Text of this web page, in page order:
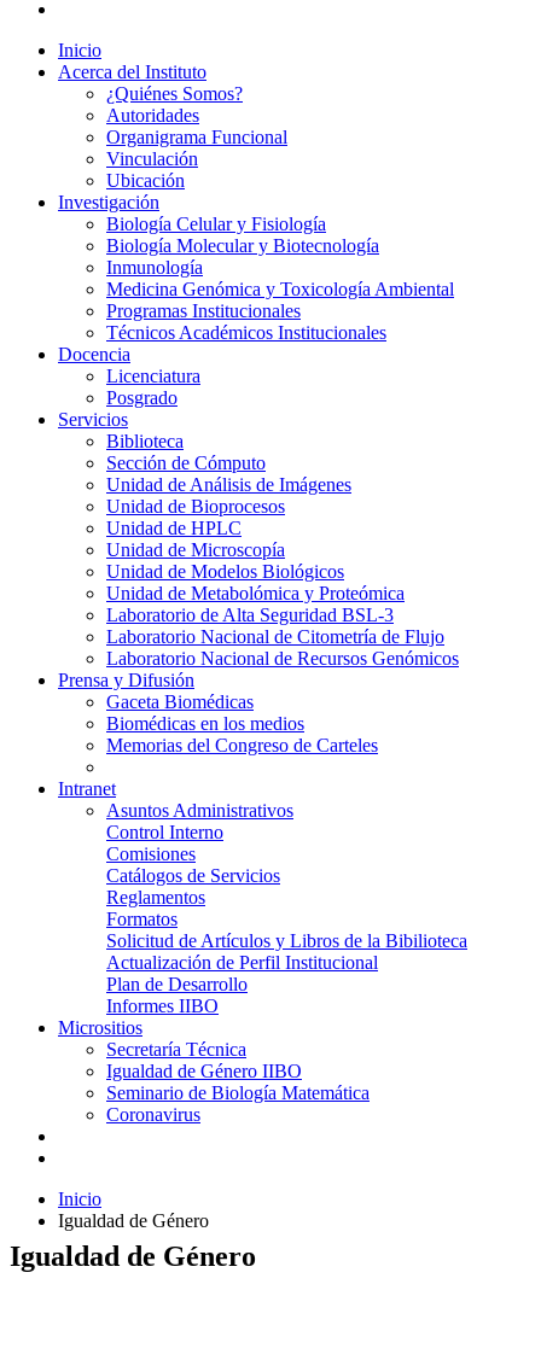
Inicio
Acerca del Instituto
¿Quiénes Somos?
Autoridades
Organigrama Funcional
Vinculación
Ubicación
Investigación
Biología Celular y Fisiología
Biología Molecular y Biotecnología
Inmunología
Medicina Genómica y Toxicología Ambiental
Programas Institucionales
Técnicos Académicos Institucionales
Docencia
Licenciatura
Posgrado
Servicios
Biblioteca
Sección de Cómputo
Unidad de Análisis de Imágenes
Unidad de Bioprocesos
Unidad de HPLC
Unidad de Microscopía
Unidad de Modelos Biológicos
Unidad de Metabolómica y Proteómica
Laboratorio de Alta Seguridad BSL-3
Laboratorio Nacional de Citometría de Flujo
Laboratorio Nacional de Recursos Genómicos
Prensa y Difusión
Gaceta Biomédicas
Biomédicas en los medios
Memorias del Congreso de Carteles
Intranet
Asuntos Administrativos
Control Interno
Comisiones
Catálogos de Servicios
Reglamentos
Formatos
Solicitud de Artículos y Libros de la Bibilioteca
Actualización de Perfil Institucional
Plan de Desarrollo
Informes IIBO
Micrositios
Secretaría Técnica
Igualdad de Género IIBO
Seminario de Biología Matemática
Coronavirus
Inicio
Igualdad de Género
Igualdad de Género